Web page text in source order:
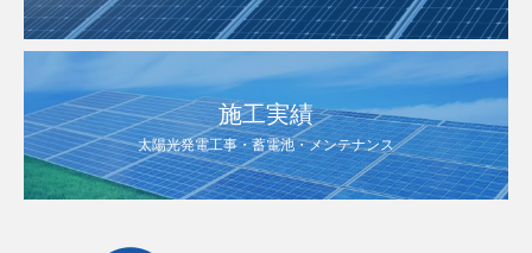
施工実績
太陽光発電工事・蓄電池・メンテナンス